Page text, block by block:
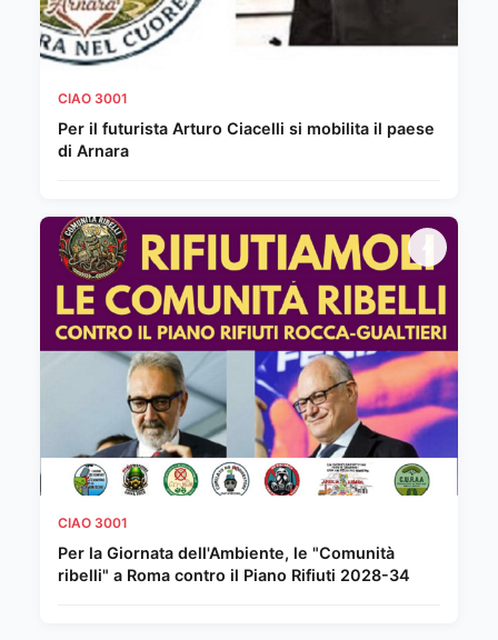
CIAO 3001
Per il futurista Arturo Ciacelli si mobilita il paese
di Arnara
CIAO 3001
Per la Giornata dell'Ambiente, le "Comunità
ribelli" a Roma contro il Piano Rifiuti 2028-34